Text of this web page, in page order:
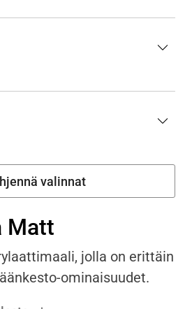
Matt
jolla on erittäin
ominaisuudet.